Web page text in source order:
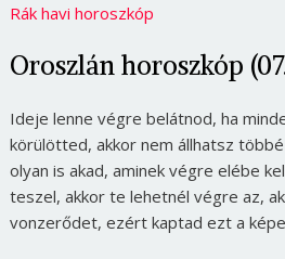
Rák havi horoszkóp
Oroszlán horoszkóp
Ideje lenne végre belátnod, ha
körülötted, akkor nem állhatsz
olyan is akad, aminek végre elébe
teszel, akkor te lehetnél végre az,
vonzerődet, ezért kaptad ezt a